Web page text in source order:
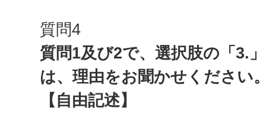
質問4
質問1及び2で、選択肢の「3.
は、理由をお聞かせください
【自由記述】